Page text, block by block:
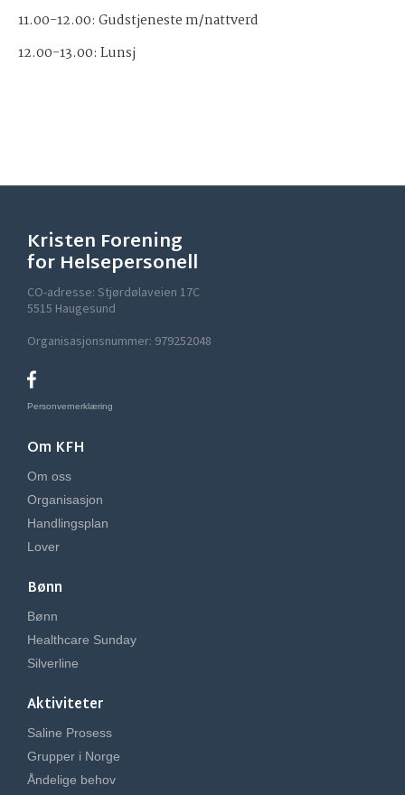
11.00-12.00: Gudstjeneste m/nattverd
12.00-13.00: Lunsj
Kristen Forening
for Helsepersonell
CO-adresse: Stjørdølaveien 17C
5515 Haugesund
Organisasjonsnummer: 979252048
Personvernerklæring
Om KFH
Om oss
Organisasjon
Handlingsplan
Lover
Bønn
Bønn
Healthcare Sunday
Silverline
Aktiviteter
Saline Prosess
Grupper i Norge
Åndelige behov